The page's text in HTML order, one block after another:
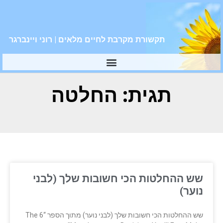
תקשורת מקרבת לחיים מלאים | רוני ויינברגר
תגית: החלטה
שש ההחלטות הכי חשובות שלך (לבני
נוער)
שש ההחלטות הכי חשובות שלך (לבני נוער) מתוך הספר “The 6